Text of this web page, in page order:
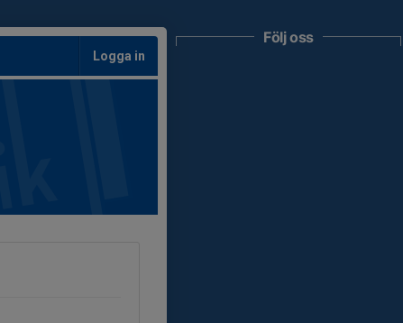
Logga in
Följ oss